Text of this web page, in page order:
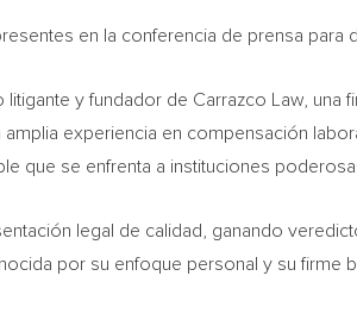
en la conferencia de prensa para
y fundador de Carrazco Law,
experiencia en compensación
que se enfrenta a instituciones
legal de calidad, ganando
por su enfoque personal y su firme